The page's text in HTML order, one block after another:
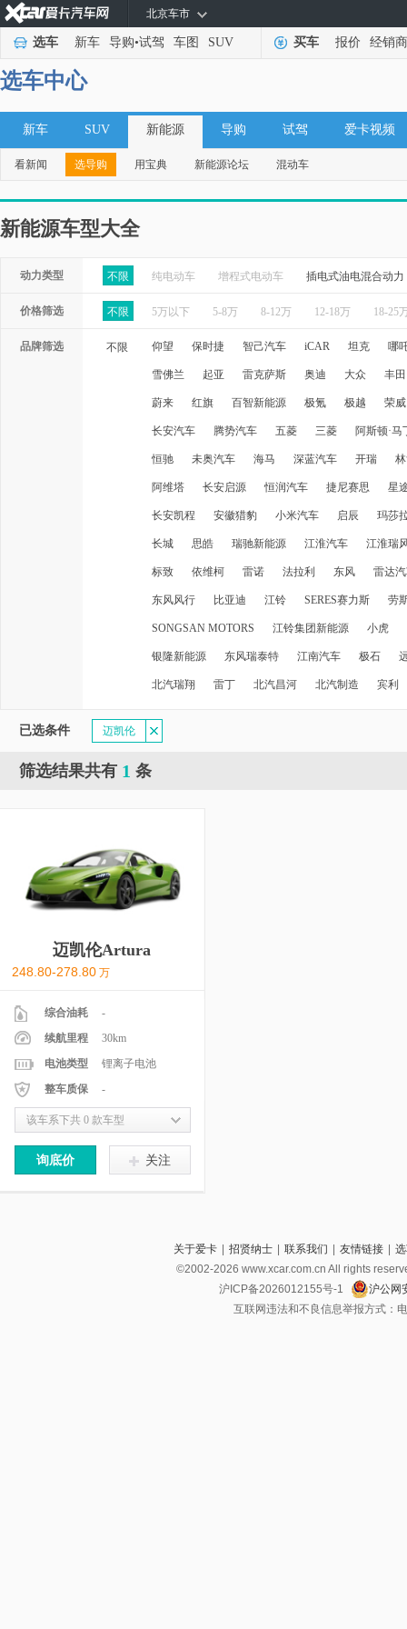
北京车市
选车 新车 导购•试驾 车图 SUV 买车 报价 经销商
选车中心
新车 SUV 新能源 导购 试驾 爱卡视频
看新闻 选导购 用宝典 新能源论坛 混动车
新能源车型大全
动力类型 不限 纯电动车 增程式电动车 插电式油电混合动力
价格筛选 不限 5万以下 5-8万 8-12万 12-18万 18-25
品牌筛选 不限 仰望 保时捷 智己汽车 iCAR 坦克 哪
雪佛兰 起亚 雷克萨斯 奥迪 大众 丰田
蔚来 红旗 百智新能源 极氪 极越 荣威
长安汽车 腾势汽车 五菱 三菱 阿斯顿·马
恒驰 未奥汽车 海马 深蓝汽车 开瑞
阿维塔 长安启源 恒润汽车 捷尼赛思 星
长安凯程 安徽猎豹 小米汽车 启辰 玛莎
长城 思皓 瑞驰新能源 江淮汽车 江淮瑞
标致 依维柯 雷诺 法拉利 东风 雷达
东风风行 比亚迪 江铃 SERES赛力斯 劳
SONGSAN MOTORS 江铃集团新能源 小虎
银隆新能源 东风瑞泰特 江南汽车 极石
北汽瑞翔 雷丁 北汽昌河 北汽制造 宾利
已选条件 迈凯伦
筛选结果共有 1 条
迈凯伦Artura
248.80-278.80 万
综合油耗
-
续航里程
30km
电池类型
锂离子电池
整车质保
-
该车系下共 0 款车型
询底价 关注
关于爱卡 招贤纳士 联系我们 友情链接
©2002-2026 www.xcar.com.cn All rights
沪ICP备2026012155号-1
沪公网
互联网违法和不良信息举报方式：